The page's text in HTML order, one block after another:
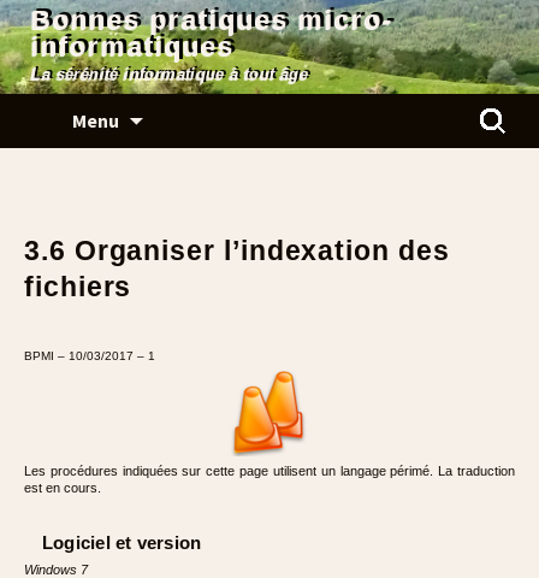
Bonnes pratiques micro-
informatiques
La sérénité informatique à tout âge
Menu
3.6 Organiser l’indexation des
fichiers
BPMI – 10/03/2017 – 1
Les procédures indiquées sur cette page utilisent un langage périmé. La traduction
est en cours.
Logiciel et version
Windows 7